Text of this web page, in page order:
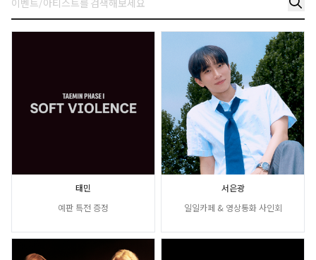
태민
예판 특전 증정
서은광
일일카페 & 영상통화 사인회